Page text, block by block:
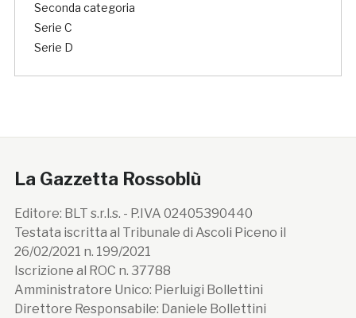
Seconda categoria
Serie C
Serie D
La Gazzetta Rossoblù
Editore: BLT s.r.l.s. - P.IVA 02405390440
Testata iscritta al Tribunale di Ascoli Piceno il
26/02/2021 n. 199/2021
Iscrizione al ROC n. 37788
Amministratore Unico: Pierluigi Bollettini
Direttore Responsabile: Daniele Bollettini